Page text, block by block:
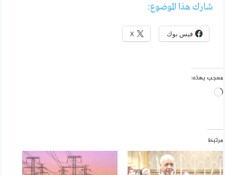
شارك هذا الموضوع:
فيس بوك X
معجب بهذه:
جاري
مرتبط